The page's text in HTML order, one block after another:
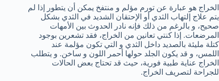
الخراج هو عبارة عن تورم مؤلم و منتفخ يمكن أن يتطور إذا لم
يتم علاج إلتهاب الثدي أو الإحتقان الشديد في الثدي بشكل
صحيح، و بالرغم من ذلك فإنه نادر الحدوث بين الأمهات
المرضعات. إذا كنتي تعانين من الخراج، فقد تشعرين بوجود
كتلة مليئة بالصديد داخل الثدي و التي تكون مؤلمة عند
اللمس، و قد يكون الجلد حولها أحمر اللون و ساخن. و يتطلب
الخراج عناية طبية فورية، حيث قد تحتاج بعض الحالات
للجراحة لتصريف الخراج.